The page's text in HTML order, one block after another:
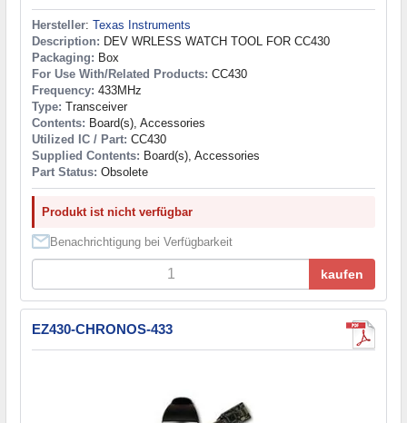
Hersteller: Texas Instruments
Description: DEV WRLESS WATCH TOOL FOR CC430
Packaging: Box
For Use With/Related Products: CC430
Frequency: 433MHz
Type: Transceiver
Contents: Board(s), Accessories
Utilized IC / Part: CC430
Supplied Contents: Board(s), Accessories
Part Status: Obsolete
Produkt ist nicht verfügbar
Benachrichtigung bei Verfügbarkeit
kaufen
EZ430-CHRONOS-433